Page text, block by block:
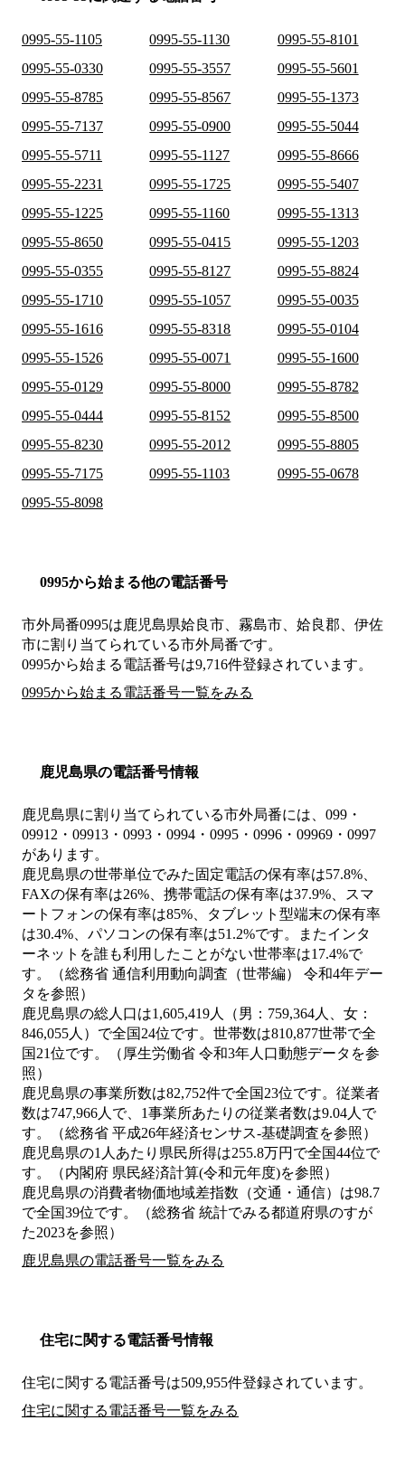
0995-55-1105 0995-55-1130
0995-55-8101
0995-55-0330
0995-55-3557
0995-55-5601
0995-55-8785
0995-55-8567
0995-55-1373
0995-55-7137
0995-55-0900
0995-55-5044
0995-55-5711
0995-55-1127
0995-55-8666
0995-55-2231
0995-55-1725
0995-55-5407
0995-55-1225
0995-55-1160
0995-55-1313
0995-55-8650
0995-55-0415
0995-55-1203
0995-55-0355
0995-55-8127
0995-55-8824
0995-55-1710
0995-55-1057
0995-55-0035
0995-55-1616
0995-55-8318
0995-55-0104
0995-55-1526
0995-55-0071
0995-55-1600
0995-55-0129
0995-55-8000
0995-55-8782
0995-55-0444
0995-55-8152
0995-55-8500
0995-55-8230
0995-55-2012
0995-55-8805
0995-55-7175
0995-55-1103
0995-55-0678
0995-55-8098
0995から始まる他の電話番号
市外局番0995は鹿児島県姶良市、霧島市、姶良郡、伊佐
市に割り当てられている市外局番です。
0995から始まる電話番号は9,716件登録されています。
0995から始まる電話番号一覧をみる
鹿児島県の電話番号情報
鹿児島県に割り当てられている市外局番には、099・
09912・09913・0993・0994・0995・0996・09969・0997
があります。
鹿児島県の世帯単位でみた固定電話の保有率は57.8%、
FAXの保有率は26%、携帯電話の保有率は37.9%、スマ
ートフォンの保有率は85%、タブレット型端末の保有率
は30.4%、パソコンの保有率は51.2%です。またインタ
ーネットを誰も利用したことがない世帯率は17.4%で
す。（総務省 通信利用動向調査（世帯編） 令和4年デー
タを参照）
鹿児島県の総人口は1,605,419人（男：759,364人、女：
846,055人）で全国24位です。世帯数は810,877世帯で全
国21位です。（厚生労働省 令和3年人口動態データを参
照）
鹿児島県の事業所数は82,752件で全国23位です。従業者
数は747,966人で、1事業所あたりの従業者数は9.04人で
す。（総務省 平成26年経済センサス‐基礎調査を参照）
鹿児島県の1人あたり県民所得は255.8万円で全国44位で
す。（内閣府 県民経済計算(令和元年度)を参照）
鹿児島県の消費者物価地域差指数（交通・通信）は98.7
で全国39位です。（総務省 統計でみる都道府県のすが
た2023を参照）
鹿児島県の電話番号一覧をみる
住宅に関する電話番号情報
住宅に関する電話番号は509,955件登録されています。
住宅に関する電話番号一覧をみる